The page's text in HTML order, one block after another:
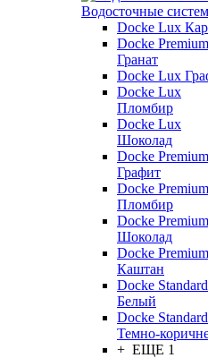
Водосточные
Docke Lux
Docke Premium
Гранат
Docke Lux
Docke Lux
Пломбир
Docke Lux
Шоколад
Docke Premium
Графит
Docke Premium
Пломбир
Docke Premium
Шоколад
Docke Premium
Каштан
Docke Standard
Белый
Docke Standard
Темно-
+ ЕЩЕ 1